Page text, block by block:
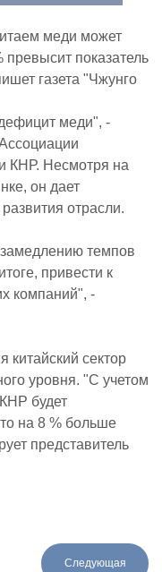
меди может
превысит показатель
газета "Чжунго
меди", -
КНР. Несмотря на
он дает
отрасли.
темпов
привести к
компаний", -
китайский сектор
уровня. "С учетом
будет
на 8 % больше
представитель
Следующая